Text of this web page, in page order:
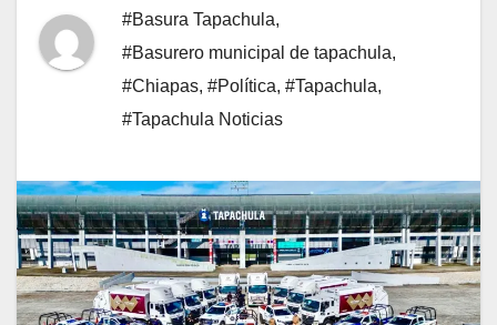
#Basura Tapachula,
#Basurero municipal de tapachula,
#Chiapas, #Política, #Tapachula,
#Tapachula Noticias